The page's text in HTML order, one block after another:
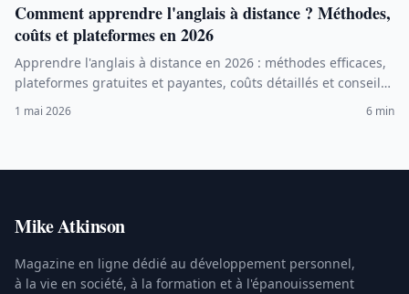
Comment apprendre l'anglais à distance ? Méthodes,
coûts et plateformes en 2026
Apprendre l'anglais à distance en 2026 : méthodes efficaces,
plateformes gratuites et payantes, coûts détaillés et conseils
pour progresser rapidement.
1 mai 2026 6 min
Mike Atkinson
Magazine en ligne dédié au développement personnel,
à la vie en société, à la formation et à l'épanouissement